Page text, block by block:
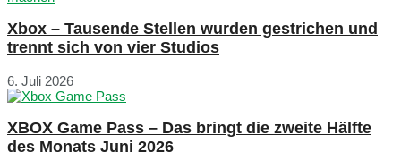
Xbox – Tausende Stellen wurden gestrichen und
trennt sich von vier Studios
6. Juli 2026
XBOX Game Pass – Das bringt die zweite Hälfte
des Monats Juni 2026